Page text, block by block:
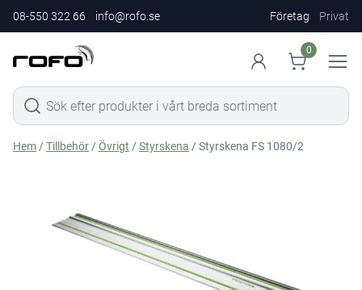
08-550 322 66 info@rofo.se Företag Privat
0
Hem /Tillbehör /Övrigt /Styrskena / Styrskena FS 1080/2